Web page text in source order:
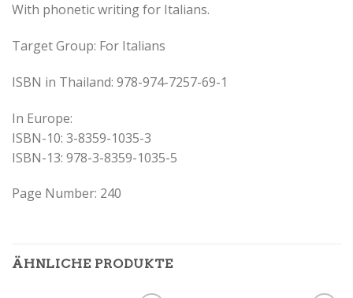
With phonetic writing for Italians.
Target Group: For Italians
ISBN in Thailand: 978-974-7257-69-1
In Europe:
ISBN-10: 3-8359-1035-3
ISBN-13: 978-3-8359-1035-5
Page Number: 240
ÄHNLICHE PRODUKTE